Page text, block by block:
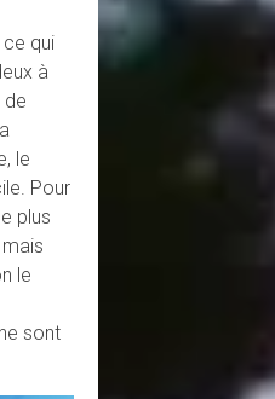
ce qui
à
de
le
Pour
plus
le
sont